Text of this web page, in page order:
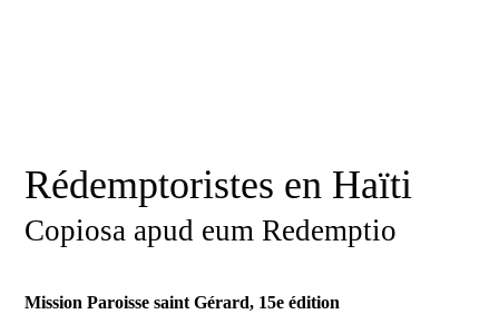
Rédemptoristes en Haïti
Copiosa apud eum Redemptio
Mission Paroisse saint Gérard, 15e édition